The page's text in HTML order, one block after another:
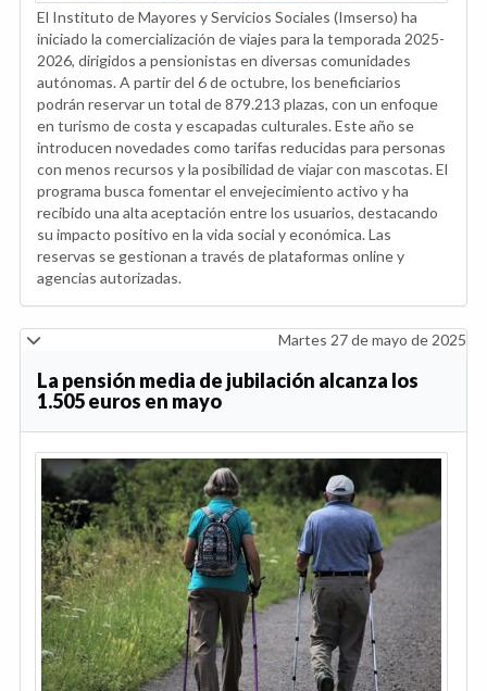
El Instituto de Mayores y Servicios Sociales (Imserso) ha
iniciado la comercialización de viajes para la temporada 2025-
2026, dirigidos a pensionistas en diversas comunidades
autónomas. A partir del 6 de octubre, los beneficiarios
podrán reservar un total de 879.213 plazas, con un enfoque
en turismo de costa y escapadas culturales. Este año se
introducen novedades como tarifas reducidas para personas
con menos recursos y la posibilidad de viajar con mascotas. El
programa busca fomentar el envejecimiento activo y ha
recibido una alta aceptación entre los usuarios, destacando
su impacto positivo en la vida social y económica. Las
reservas se gestionan a través de plataformas online y
agencias autorizadas.
Martes 27 de mayo de 2025
La pensión media de jubilación alcanza los
1.505 euros en mayo